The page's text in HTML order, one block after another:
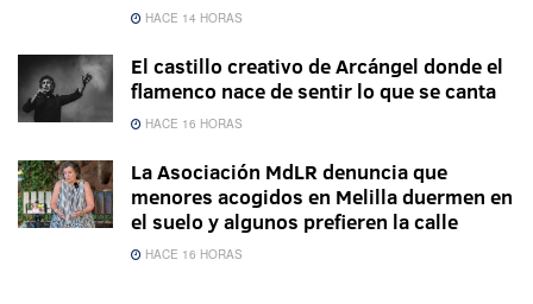
HACE 14 HORAS
El castillo creativo de Arcángel donde el
flamenco nace de sentir lo que se canta
HACE 16 HORAS
La Asociación MdLR denuncia que
menores acogidos en Melilla duermen en
el suelo y algunos prefieren la calle
HACE 16 HORAS